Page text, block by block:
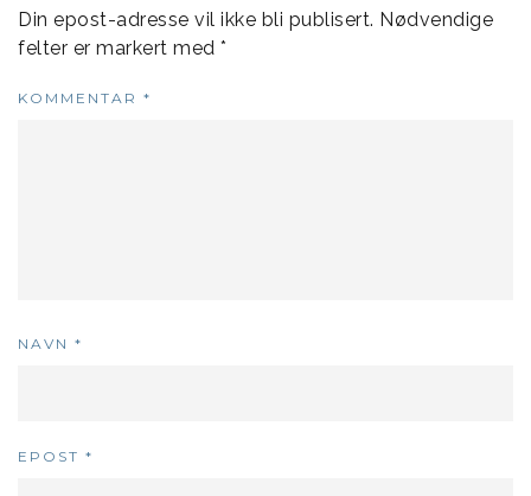
Din epost-adresse vil ikke bli publisert. Nødvendige
felter er markert med *
KOMMENTAR *
NAVN *
EPOST *